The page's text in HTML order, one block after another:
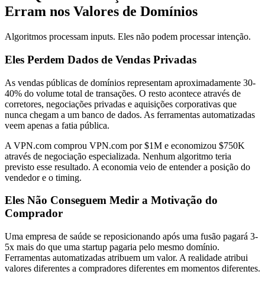
Erram nos Valores de Domínios
Algoritmos processam inputs. Eles não podem processar intenção.
Eles Perdem Dados de Vendas Privadas
As vendas públicas de domínios representam aproximadamente 30-
40% do volume total de transações. O resto acontece através de
corretores, negociações privadas e aquisições corporativas que
nunca chegam a um banco de dados. As ferramentas automatizadas
veem apenas a fatia pública.
A VPN.com comprou VPN.com por $1M e economizou $750K
através de negociação especializada. Nenhum algoritmo teria
previsto esse resultado. A economia veio de entender a posição do
vendedor e o timing.
Eles Não Conseguem Medir a Motivação do
Comprador
Uma empresa de saúde se reposicionando após uma fusão pagará 3-
5x mais do que uma startup pagaria pelo mesmo domínio.
Ferramentas automatizadas atribuem um valor. A realidade atribui
valores diferentes a compradores diferentes em momentos diferentes.